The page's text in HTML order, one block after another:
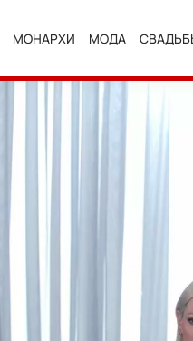
МОНАРХИ МОДА